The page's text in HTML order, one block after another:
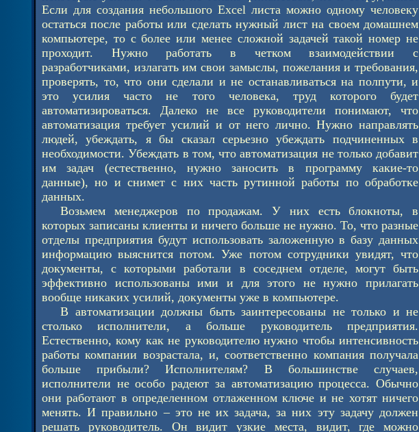
Если для создания небольшого Excel листа можно одному человеку
остаться после работы или сделать нужный лист на своем домашнем
компьютере, то с более или менее сложной задачей такой номер не
проходит. Нужно работать в четком взаимодействии с
разработчиками, излагать им свои замыслы, пожелания и требования,
проверять, то, что они сделали и не останавливаться на полпути, и
это усилия часто не того человека, труд которого будет
автоматизироваться. Далеко не все руководители понимают, что
автоматизация требует усилий и от него лично. Нужно направлять
людей, убеждать, я бы сказал серьезно убеждать подчиненных в
необходимости. Убеждать в том, что автоматизация не только добавит
им задач (естественно, нужно заносить в программу какие-то
данные), но и снимет с них часть рутинной работы по обработке
данных.
Возьмем менеджеров по продажам. У них есть блокноты, в
которых записаны клиенты и ничего больше не нужно. То, что разные
отделы предприятия будут использовать заложенную в базу данных
информацию выяснится потом. Уже потом сотрудники увидят, что
документы, с которыми работали в соседнем отделе, могут быть
эффективно использованы ими и для этого не нужно прилагать
вообще никаких усилий, документы уже в компьютере.
В автоматизации должны быть заинтересованы не только и не
столько исполнители, а больше руководитель предприятия.
Естественно, кому как не руководителю нужно чтобы интенсивность
работы компании возрастала, и, соответственно компания получала
больше прибыли? Исполнителям? В большинстве случаев,
исполнители не особо радеют за автоматизацию процесса. Обычно
они работают в определенном отлаженном ключе и не хотят ничего
менять. И правильно – это не их задача, за них эту задачу должен
решать руководитель. Он видит узкие места, видит, где можно